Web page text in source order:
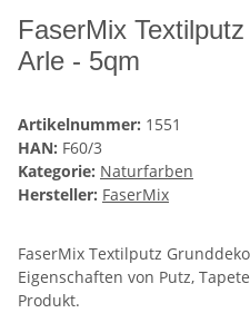
FaserMix
Arle - 5qm
Artikelnummer: 1551
HAN: F60/3
Kategorie: Naturfarben
Hersteller: FaserMix
FaserMix Textilputz
Eigenschaften von Putz,
Produkt.